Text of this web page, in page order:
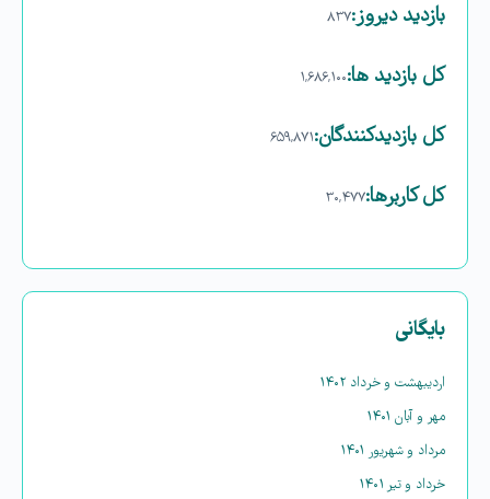
بازدید دیروز:۸۳۷
کل بازدید ها:۱,۶۸۶,۱۰۰
کل بازدیدکنند‌گان:۶۵۹,۸۷۱
کل کاربرها:۳۰,۴۷۷
بایگانی
اردیبهشت و خرداد ۱۴۰۲
مهر و آبان ۱۴۰۱
مرداد و شهریور ۱۴۰۱
خرداد و تیر ۱۴۰۱